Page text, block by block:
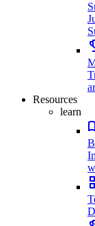
Resources
learn